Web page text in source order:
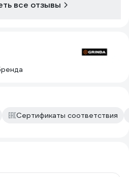
все отзывы
Сертификаты соответствия